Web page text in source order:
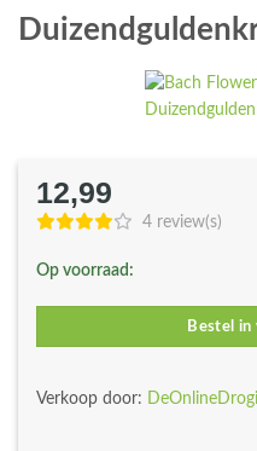
12,99
4 review(s)
Op voorraad:
Bestel in
Verkoop door: